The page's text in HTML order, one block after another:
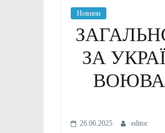
Новини
ЗА
26.06.2025 editor